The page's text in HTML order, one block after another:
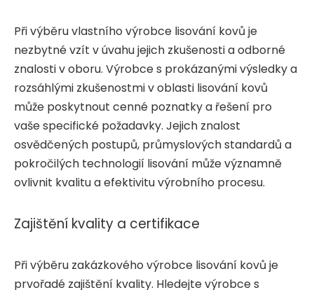
Při výběru vlastního výrobce lisování kovů je
nezbytné vzít v úvahu jejich zkušenosti a odborné
znalosti v oboru. Výrobce s prokázanými výsledky a
rozsáhlými zkušenostmi v oblasti lisování kovů
může poskytnout cenné poznatky a řešení pro
vaše specifické požadavky. Jejich znalost
osvědčených postupů, průmyslových standardů a
pokročilých technologií lisování může významně
ovlivnit kvalitu a efektivitu výrobního procesu.
Zajištění kvality a certifikace
Při výběru zakázkového výrobce lisování kovů je
prvořadé zajištění kvality. Hledejte výrobce s